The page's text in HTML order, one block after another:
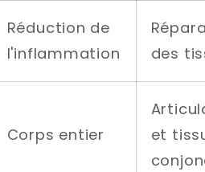
Réduction de
l'inflammation
des
Corps entier
et